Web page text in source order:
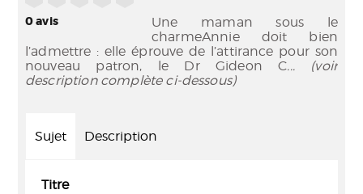
0avis
Une maman sous le
charmeAnnie doit bien
l’admettre : elle éprouve de l’attirance pour son
nouveau patron, le Dr Gideon C... (voir
description complète ci-dessous)
Sujet Description
Titre